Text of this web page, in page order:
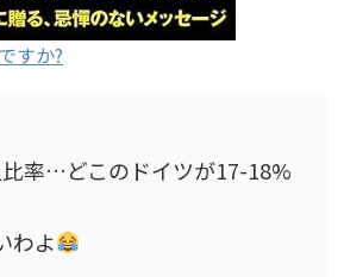
すか?
率…どこのドイツが17-18%
わよ